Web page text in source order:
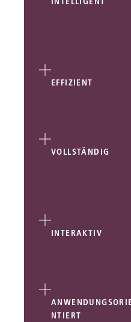
EFFIZIENT
VOLLSTÄNDIG
INTERAKTIV
NTIERT